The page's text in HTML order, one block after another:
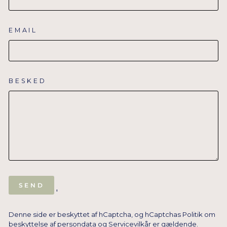
EMAIL
BESKED
SEND
'
Denne side er beskyttet af hCaptcha, og hCaptchas Politik om
beskyttelse af persondata og Servicevilkår er gældende.